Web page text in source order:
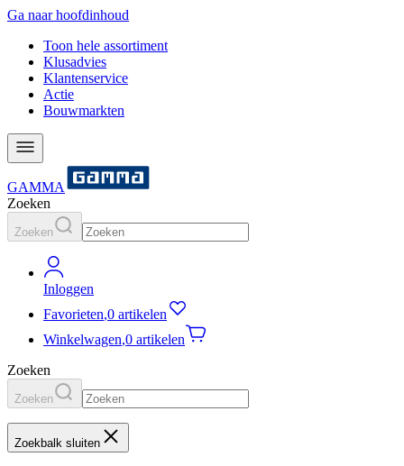
Ga naar hoofdinhoud
Toon hele assortiment
Klusadvies
Klantenservice
Actie
Bouwmarkten
GAMMA
Zoeken
Zoeken
Inloggen
Favorieten,0 artikelen
Winkelwagen,0 artikelen
Zoeken
Zoeken
Zoekbalk sluiten